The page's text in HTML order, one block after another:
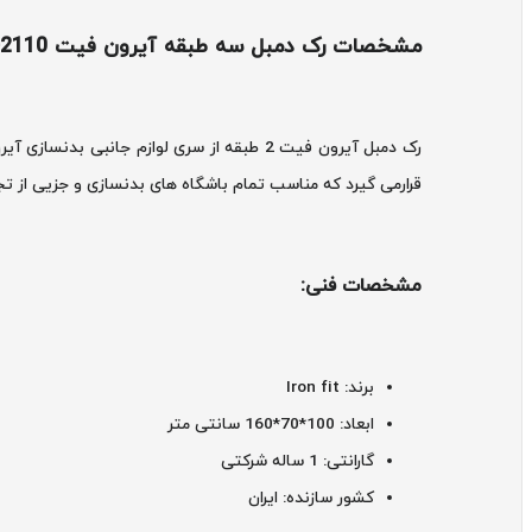
مشخصات رک دمبل سه طبقه آیرون فیت FW-2110 :
قرارمی گیرد که مناسب تمام باشگاه های بدنسازی و جزیی از
مشخصات فنی:
برند: Iron fit
ابعاد: 100*70*160 سانتی متر
گارانتی: 1 ساله شرکتی
کشور سازنده: ایران